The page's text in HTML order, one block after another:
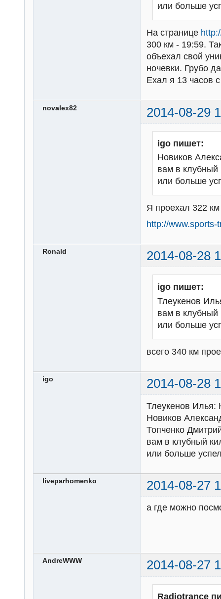
или больше
На странице
300 км - 19:59.
объехал свой
ночевки. Грубо
Ехал я 13 часов
novalex82 2014-08-29
igo пишет:
Новиков
вам в клубный
или больше
Я проехал 322
http://
Ronald 2014-08-28
igo пишет:
Тлеукенов
вам в клубный
или больше
всего 340 км
igo 2014-08-28
Тлеукенов Илья:
Новиков
Топченко
вам в клубный
или больше
liveparhomenko 2014-08-27
а где можно
AndreWWW 2014-08-27
Radiotrance